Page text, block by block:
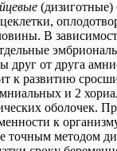
(дизиготные)
В
от друга
к развитию
и 2
оболочек.
к
методом